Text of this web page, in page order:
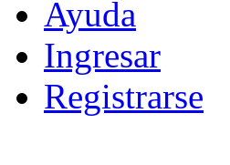
Ayuda
Ingresar
Registrarse